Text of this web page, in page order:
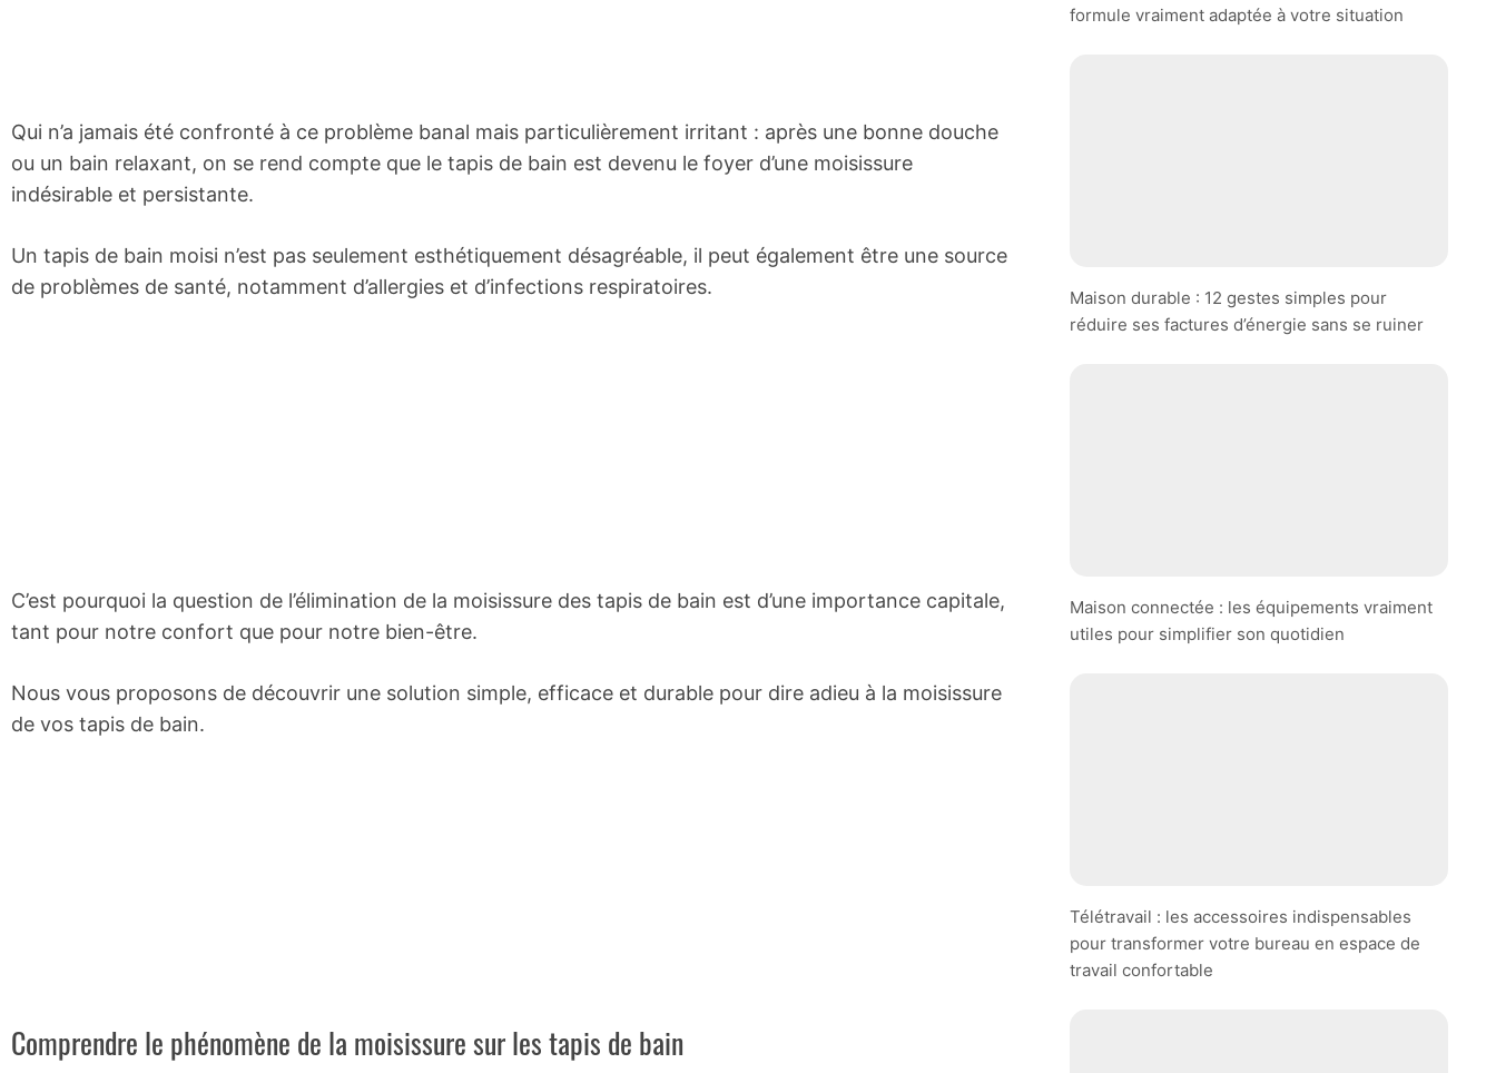
Qui n’a jamais été confronté à ce problème banal mais particulièrement irritant : après une bonne douche
ou un bain relaxant, on se rend compte que le tapis de bain est devenu le foyer d’une moisissure
indésirable et persistante.
Un tapis de bain moisi n’est pas seulement esthétiquement désagréable, il peut également être une source
de problèmes de santé, notamment d’allergies et d’infections respiratoires.
C’est pourquoi la question de l’élimination de la moisissure des tapis de bain est d’une importance capitale,
tant pour notre confort que pour notre bien-être.
Nous vous proposons de découvrir une solution simple, efficace et durable pour dire adieu à la moisissure
de vos tapis de bain.
Comprendre le phénomène de la moisissure sur les tapis de bain
formule vraiment adaptée à votre situation
Maison durable : 12 gestes simples pour
réduire ses factures d’énergie sans se ruiner
Maison connectée : les équipements vraiment
utiles pour simplifier son quotidien
Télétravail : les accessoires indispensables
pour transformer votre bureau en espace de
travail confortable